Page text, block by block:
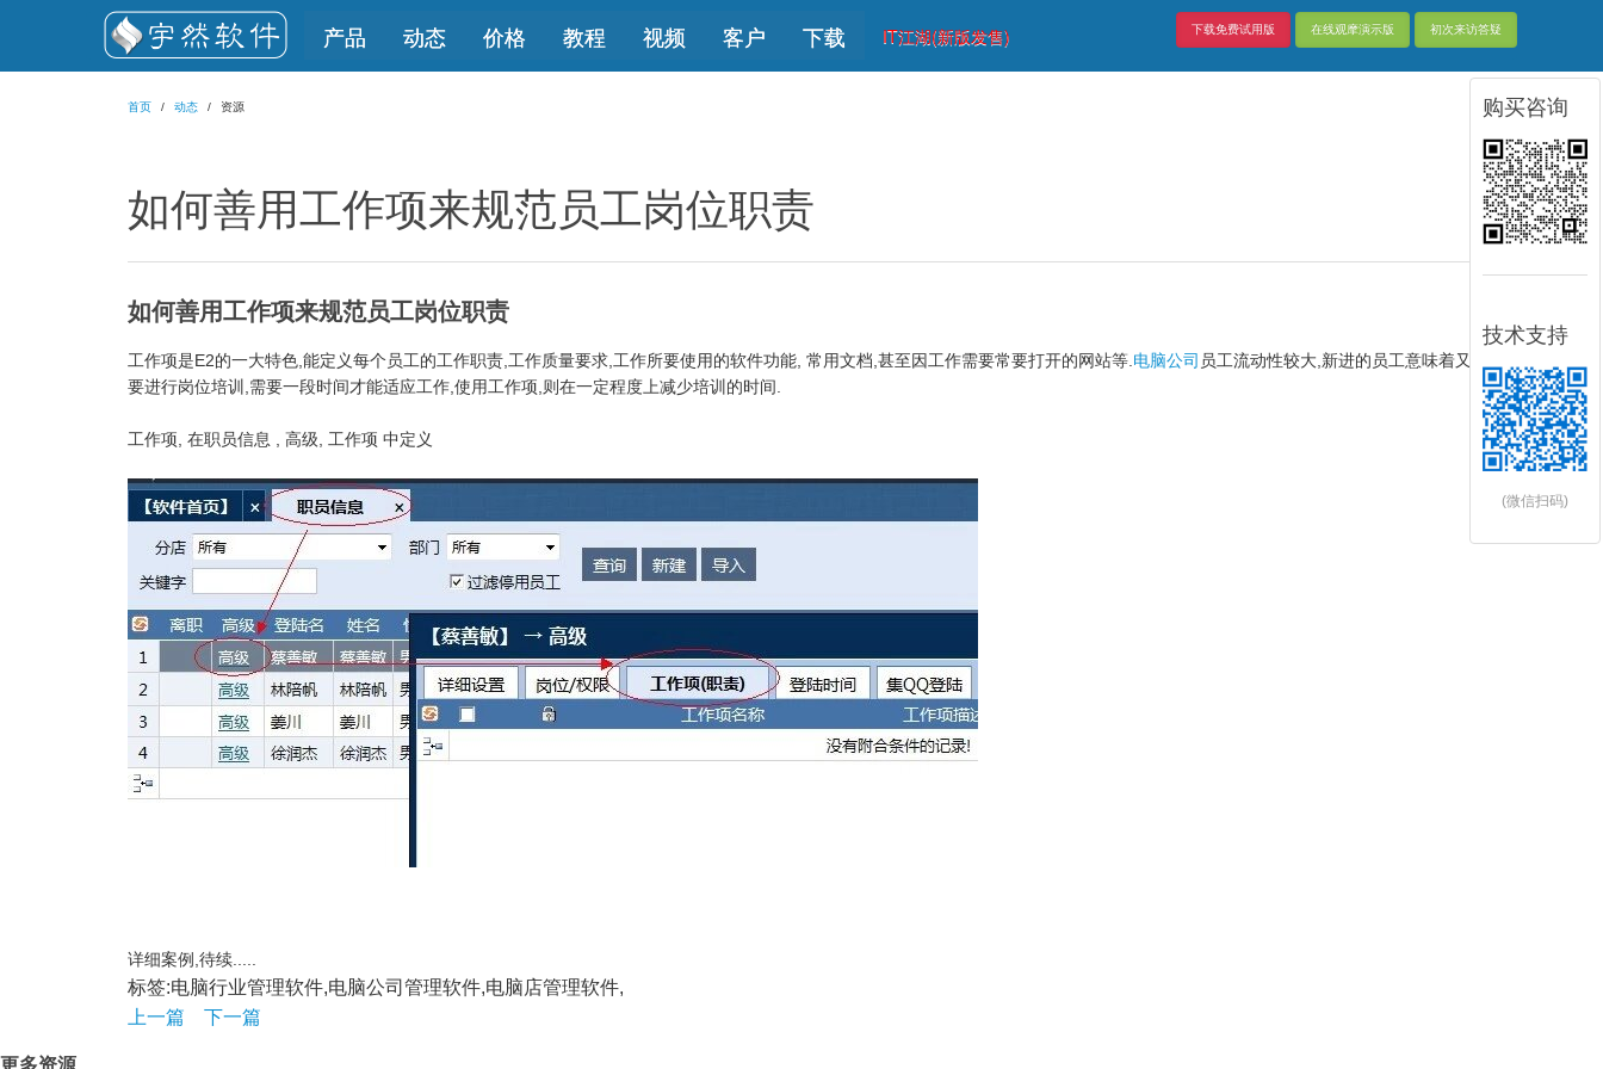
产品 动态 价格 教程 视频 客户 下载 IT江湖(新版发售) 下载免费试用版 在线观摩演示版 初次来访答疑
购买咨询
技术支持
(微信扫码)
首页 动态 资源
如何善用工作项来规范员工岗位职责
如何善用工作项来规范员工岗位职责
工作项是E2的一大特色,能定义每个员工的工作职责,工作质量要求,工作所要使用的软件功能, 常用文档,甚至因工作需要常要打开的网站等. 电脑公司 员工流动性较大,新进的员工意味着又
要进行岗位培训,需要一段时间才能适应工作,使用工作项,则在一定程度上减少培训的时间.
工作项, 在职员信息 , 高级, 工作项 中定义
详细案例,待续.....
标签:电脑行业管理软件,电脑公司管理软件,电脑店管理软件,
上一篇
下一篇